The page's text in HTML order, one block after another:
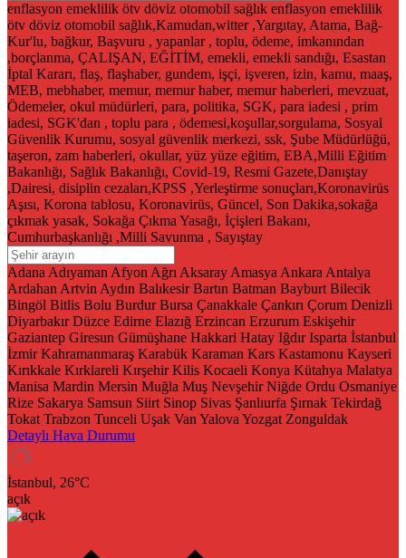
enflasyon emeklilik ötv döviz otomobil sağlık enflasyon emeklilik
ötv döviz otomobil sağlık,Kamudan,witter ,Yargıtay, Atama, Bağ-
Kur'lu, bağkur, Başvuru , yapanlar , toplu, ödeme, imkanından
,borçlanma, ÇALIŞAN, EĞİTİM, emekli, emekli sandığı, Esastan
İptal Kararı, flaş, flaşhaber, gundem, işçi, işveren, izin, kamu, maaş,
MEB, mebhaber, memur, memur haber, memur haberleri, mevzuat,
Ödemeler, okul müdürleri, para, politika, SGK, para iadesi , prim
iadesi, SGK'dan , toplu para , ödemesi,koşullar,sorgulama, Sosyal
Güvenlik Kurumu, sosyal güvenlik merkezi, ssk, Şube Müdürlüğü,
taşeron, zam haberleri, okullar, yüz yüze eğitim, EBA,Milli Eğitim
Bakanlığı, Sağlık Bakanlığı, Covid-19, Resmi Gazete,Danıştay
,Dairesi, disiplin cezaları,KPSS ,Yerleştirme sonuçları,Koronavirüs
Aşısı, Korona tablosu, Koronavirüs, Güncel, Son Dakika,sokağa
çıkmak yasak, Sokağa Çıkma Yasağı, İçişleri Bakanı,
Cumhurbaşkanlığı ,Milli Savunma , Sayıştay
Adana Adıyaman Afyon Ağrı Aksaray Amasya Ankara Antalya
Ardahan Artvin Aydın Balıkesir Bartın Batman Bayburt Bilecik
Bingöl Bitlis Bolu Burdur Bursa Çanakkale Çankırı Çorum Denizli
Diyarbakır Düzce Edirne Elazığ Erzincan Erzurum Eskişehir
Gaziantep Giresun Gümüşhane Hakkari Hatay Iğdır Isparta İstanbul
İzmir Kahramanmaraş Karabük Karaman Kars Kastamonu Kayseri
Kırıkkale Kırklareli Kırşehir Kilis Kocaeli Konya Kütahya Malatya
Manisa Mardin Mersin Muğla Muş Nevşehir Niğde Ordu Osmaniye
Rize Sakarya Samsun Siirt Sinop Sivas Şanlıurfa Şırnak Tekirdağ
Tokat Trabzon Tunceli Uşak Van Yalova Yozgat Zonguldak
Detaylı Hava Durumu
İstanbul, 26°C
açık